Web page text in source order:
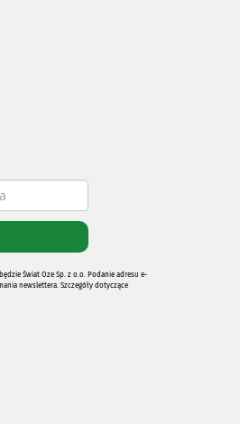
Świat Oze Sp. z o.o. Podanie adresu e-
newslettera. Szczegóły dotyczące